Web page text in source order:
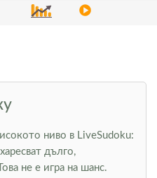
ниво в LiveSudoku:
дълго,
не е игра на шанс.